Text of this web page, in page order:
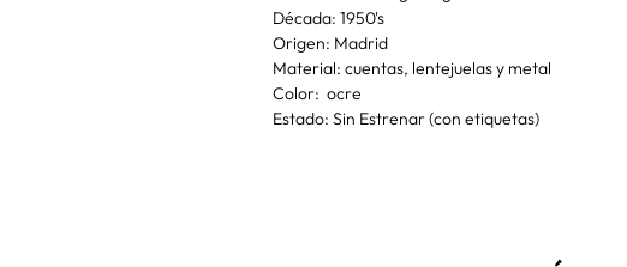
Década: 1950's
Origen: Madrid
Material: cuentas, lentejuelas y metal
Color: ocre
Estado: Sin Estrenar (con etiquetas)